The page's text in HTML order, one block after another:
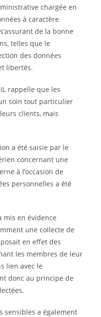
chargée en
à caractère
de la bonne
telles que le
des données
libertés.
rappelle que les
soin tout particulier
clients, mais
a été saisie par le
concernant une
à l’occasion de
personnelles a été
mis en évidence
une collecte de
en effet des
les membres de leur
lien avec le
donc au principe de
sensibles a également